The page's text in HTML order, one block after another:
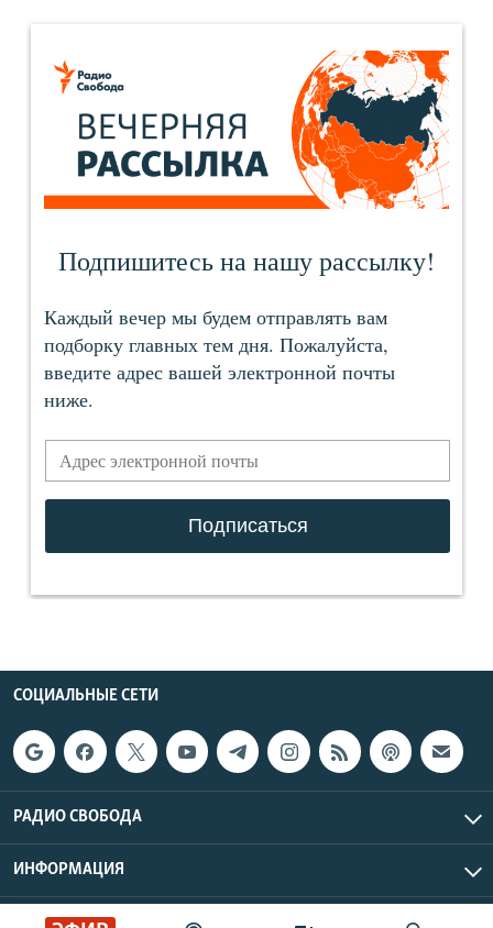
СОЦИАЛЬНЫЕ СЕТИ
РАДИО СВОБОДА
ИНФОРМАЦИЯ